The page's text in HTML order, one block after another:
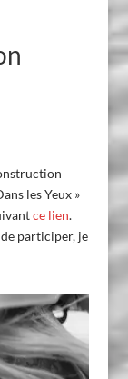
les Yeux »
ce lien.
participer, je